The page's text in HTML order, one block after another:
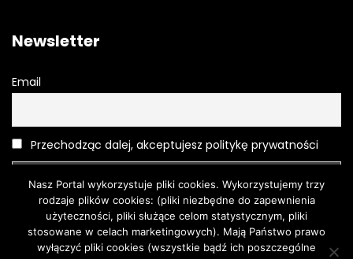
Newsletter
Email
Przechodząc dalej, akceptujesz politykę prywatności
Nasz Portal wykorzystuje pliki cookies. Wykorzystujemy trzy
rodzaje plików cookies: (pliki niezbędne do zapewnienia
użyteczności, pliki służące celom statystycznym, pliki
stosowane w celach marketingowych). Mają Państwo prawo
wyłączyć pliki cookies (wszystkie bądź ich poszczególne